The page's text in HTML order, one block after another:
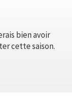
bien avoir
cette saison.